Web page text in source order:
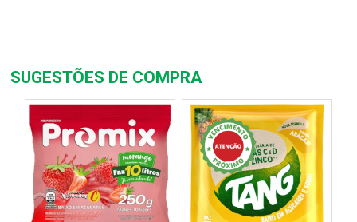
SUGESTÕES DE COMPRA